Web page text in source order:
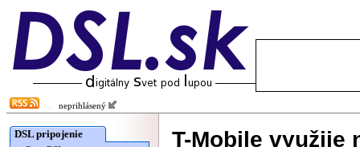
neprihlásený
DSL pripojenie
T-Mobile využije